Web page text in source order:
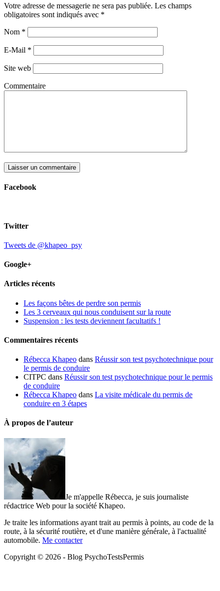
Votre adresse de messagerie ne sera pas publiée. Les champs
obligatoires sont indiqués avec *
Nom *
E-Mail *
Site web
Commentaire
Facebook
Twitter
Tweets de @khapeo_psy
Google+
Articles récents
Les façons bêtes de perdre son permis
Les 3 cerveaux qui nous conduisent sur la route
Suspension : les tests deviennent facultatifs !
Commentaires récents
Rébecca Khapeo dans Réussir son test psychotechnique pour
le permis de conduire
CITPC dans Réussir son test psychotechnique pour le permis
de conduire
Rébecca Khapeo dans La visite médicale du permis de
conduire en 3 étapes
À propos de l’auteur
Je m'appelle Rébecca, je suis journaliste
rédactrice Web pour la société Khapeo.
Je traite les informations ayant trait au permis à points, au code de la
route, à la sécurité routière, et d'une manière générale, à l'actualité
automobile. Me contacter
Copyright © 2026 - Blog PsychoTestsPermis